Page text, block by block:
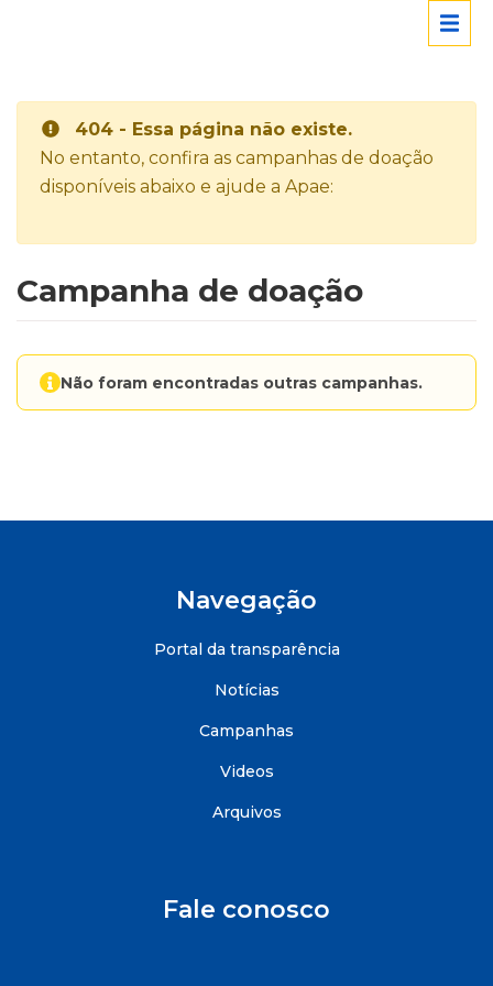
404 - Essa página não existe.
No entanto, confira as campanhas de doação
disponíveis abaixo e ajude a Apae:
Campanha de doação
Não foram encontradas outras campanhas.
Navegação
Portal da transparência
Notícias
Campanhas
Videos
Arquivos
Fale conosco